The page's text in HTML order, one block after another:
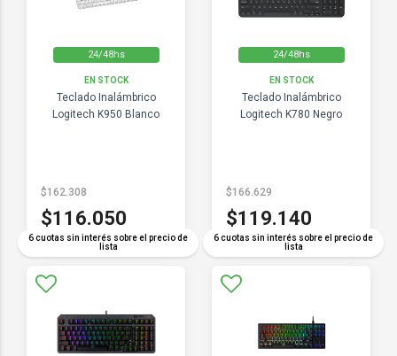
24/48hs
EN STOCK
Teclado Inalámbrico
Logitech K950 Blanco
6 cuotas sin interés sobre el precio de
lista
$162.308
$116.050
24/48hs
EN STOCK
Teclado Inalámbrico
Logitech K780 Negro
6 cuotas sin interés sobre el precio de
lista
$166.629
$119.140